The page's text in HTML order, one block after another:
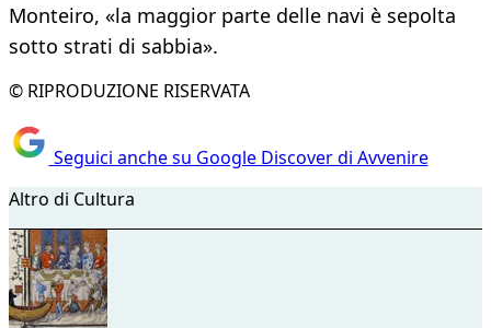
Monteiro, «la maggior parte delle navi è sepolta
sotto strati di sabbia».
© RIPRODUZIONE RISERVATA
Seguici anche su Google Discover di Avvenire
Altro di Cultura